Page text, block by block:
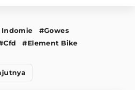
Indomie
#Gowes
#Element Bike